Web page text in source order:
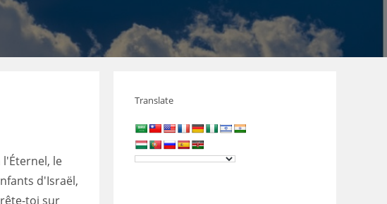
l'Éternel, le
d'Israël,
toi sur
Translate